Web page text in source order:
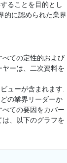
ることを目的とし
的に認められた業界
ての定性的および
ーは、二次資料を
ューが含まれます.
の業界リーダーか
ての要因をカバー
、以下のグラフを